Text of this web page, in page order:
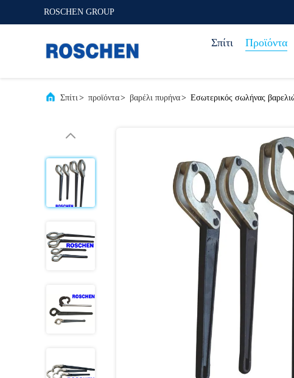
ROSCHEN GROUP
Σπίτι Προϊόντα
Σπίτι> προϊόντα> βαρέλι πυρήνα> Εσωτερικός σωλήνας